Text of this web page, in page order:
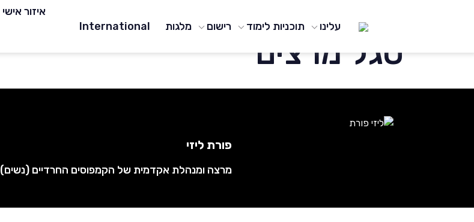
עלינו תוכניות לימוד רישום מלגות International
איזור אישי
סגל מרצים
פורת ליזי
מרצה ומנהלת אקדמית של הקמפוסים החרדיים (נשים)